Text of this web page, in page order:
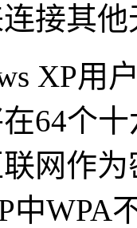
接其
用户
64个
网作
中WPA